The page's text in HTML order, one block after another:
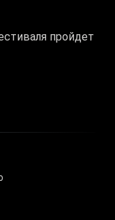
пройдет